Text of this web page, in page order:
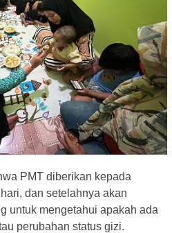
PMT diberikan kepada
dan setelahnya akan
untuk mengetahui apakah ada
perubahan status gizi.